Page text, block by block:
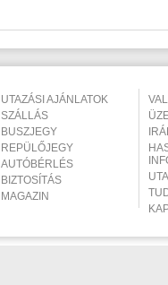
UTAZÁSI AJÁNLATOK
SZÁLLÁS
BUSZJEGY
REPÜLŐJEGY
AUTÓBÉRLÉS
BIZTOSÍTÁS
MAGAZIN